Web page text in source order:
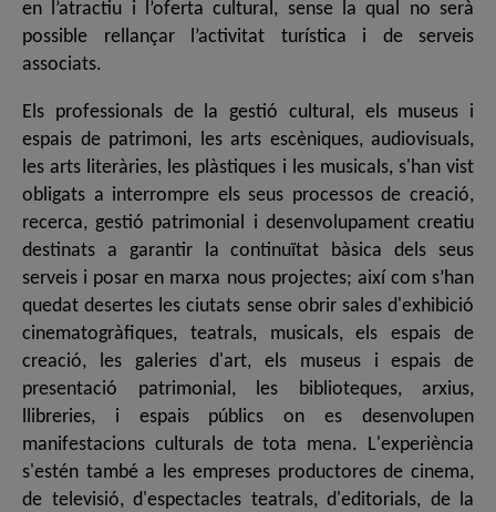
en l’atractiu i l’oferta cultural, sense la qual no serà
possible rellançar l’activitat turística i de serveis
associats.
Els professionals de la gestió cultural, els museus i
espais de patrimoni, les arts escèniques, audiovisuals,
les arts literàries, les plàstiques i les musicals, s'han vist
obligats a interrompre els seus processos de creació,
recerca, gestió patrimonial i desenvolupament creatiu
destinats a garantir la continuïtat bàsica dels seus
serveis i posar en marxa nous projectes; així com s’han
quedat desertes les ciutats sense obrir sales d'exhibició
cinematogràfiques, teatrals, musicals, els espais de
creació, les galeries d'art, els museus i espais de
presentació patrimonial, les biblioteques, arxius,
llibreries, i espais públics on es desenvolupen
manifestacions culturals de tota mena. L'experiència
s'estén també a les empreses productores de cinema,
de televisió, d'espectacles teatrals, d'editorials, de la